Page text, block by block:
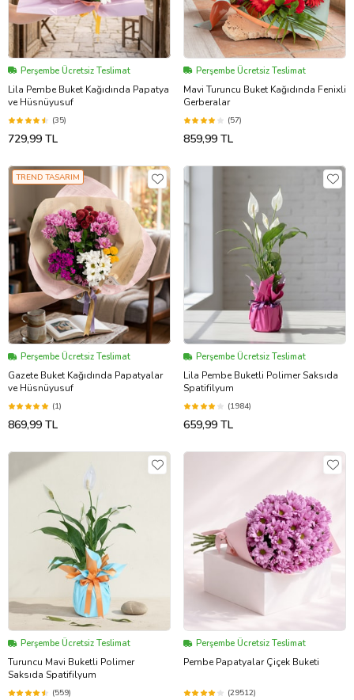
Perşembe Ücretsiz Teslimat
Lila Pembe Buket Kağıdında Papatya
ve Hüsnüyusuf
(35)
729,99 TL
Perşembe Ücretsiz Teslimat
Mavi Turuncu Buket Kağıdında Fenixli
Gerberalar
(57)
859,99 TL
TREND TASARIM
Perşembe Ücretsiz Teslimat
Gazete Buket Kağıdında Papatyalar
ve Hüsnüyusuf
(1)
869,99 TL
Perşembe Ücretsiz Teslimat
Lila Pembe Buketli Polimer Saksıda
Spatifilyum
(1984)
659,99 TL
Perşembe Ücretsiz Teslimat
Turuncu Mavi Buketli Polimer
Saksıda Spatifilyum
(559)
Perşembe Ücretsiz Teslimat
Pembe Papatyalar Çiçek Buketi
(29512)